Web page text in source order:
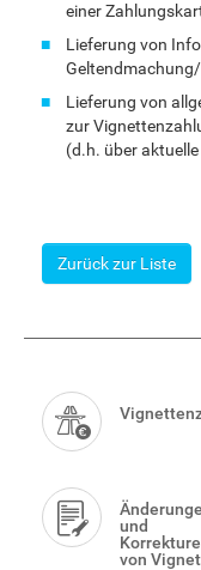
einer
Lieferung von
Lieferung von
zur
(d.h. über
Zurück zur Liste
Menu
und
von